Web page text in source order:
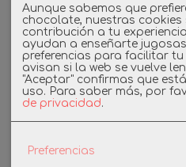
Cupones
DESCUENTO
Aunque sabemos que
chocolate, nuestras
contribución a tu
ayudan a enseñarte
preferencias para facilitar
avisan si la web se vuelve
"Aceptar" confirmas que
uso. Para saber más, por
de privacidad.
Preferencias